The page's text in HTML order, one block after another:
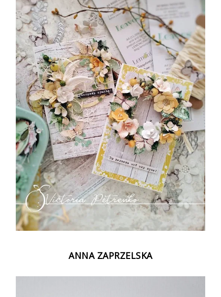
ANNA ZAPRZELSKA